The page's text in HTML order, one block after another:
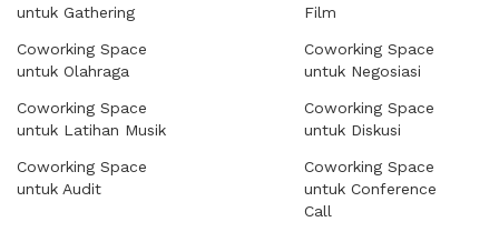
untuk Gathering
Coworking Space
untuk Olahraga
Coworking Space
untuk Latihan Musik
Coworking Space
untuk Audit
Film
Coworking Space
untuk Negosiasi
Coworking Space
untuk Diskusi
Coworking Space
untuk Conference
Call